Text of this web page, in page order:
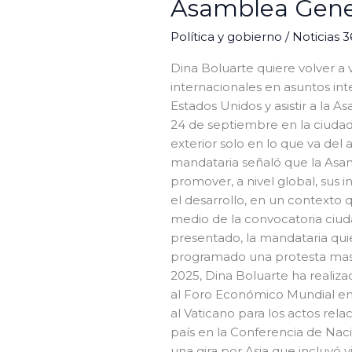
Asamblea
Política y gobierno / Noticias
Dina Boluarte quiere volver a
internacionales en asuntos
Estados Unidos y asistir a la
24 de septiembre en la
exterior solo en lo que va del
mandataria señaló que la
promover, a nivel global, sus
el desarrollo, en un contexto
medio de la convocatoria
presentado, la mandataria
programado una protesta
2025, Dina Boluarte ha
al Foro Económico Mundial
al Vaticano para los actos
país en la Conferencia de